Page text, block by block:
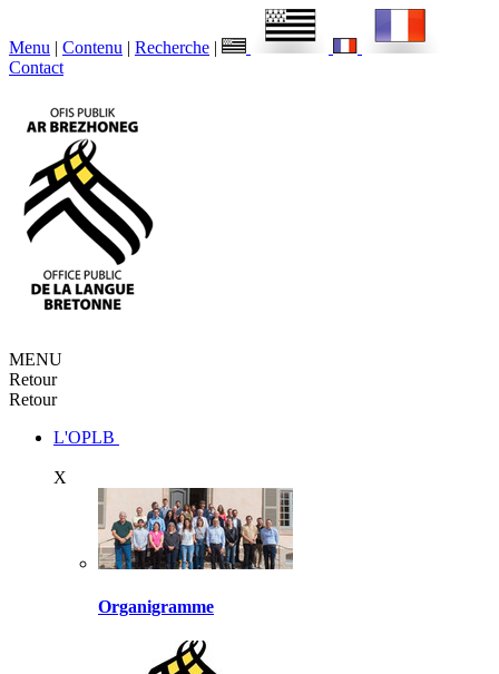
Menu | Contenu | Recherche |
Contact
MENU
Retour
Retour
L'OPLB
X
Organigramme